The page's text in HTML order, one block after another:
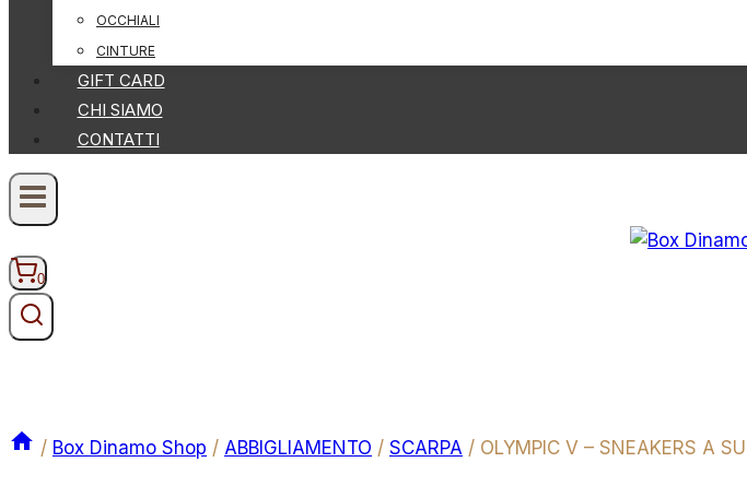
OCCHIALI
CINTURE
GIFT CARD
CHI SIAMO
CONTATTI
0
/ Box Dinamo Shop / ABBIGLIAMENTO / SCARPA / OLYMPIC V – SNEAKERS A